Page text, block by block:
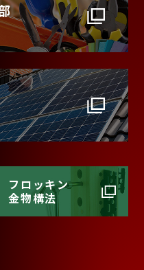
フロッキン
金物構法